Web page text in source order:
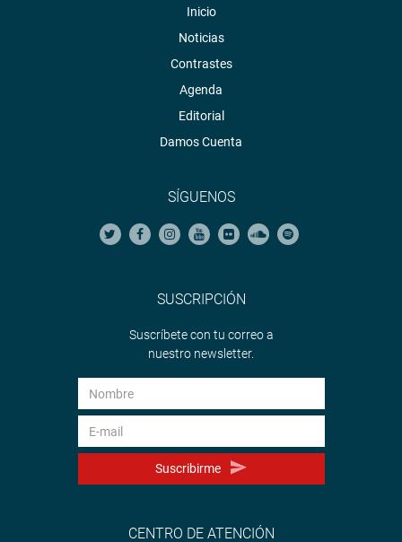
Inicio
Noticias
Contrastes
Agenda
Editorial
Damos Cuenta
SÍGUENOS
SUSCRIPCIÓN
Suscríbete con tu correo a
nuestro newsletter.
Suscribirme
CENTRO DE ATENCIÓN